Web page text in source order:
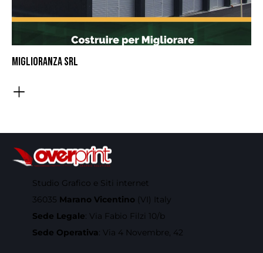
MIGLIORANZA SRL
Studio Grafico e Siti internet
36035 Marano Vicentino (VI) Italy
Sede Legale: Via Fabio Filzi 10/b
Sede Operativa: Via 4 Novembre, 42